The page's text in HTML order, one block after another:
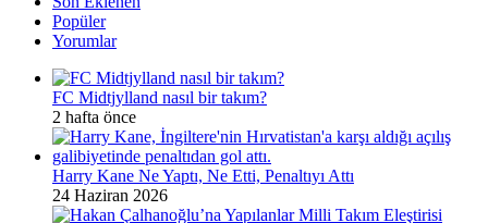
Popüler
Yorumlar
FC Midtjylland nasıl bir takım?
2 hafta önce
Harry Kane Ne Yaptı, Ne Etti, Penaltıyı Attı
24 Haziran 2026